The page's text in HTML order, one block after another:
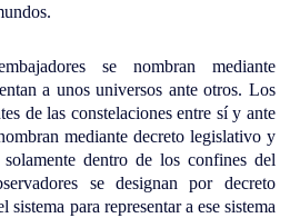
se nombran mediante
a unos universos ante otros. Los
de las constelaciones entre sí y ante
mediante decreto legislativo y
dentro de los confines del
se designan por decreto
sistema para representar a ese sistema